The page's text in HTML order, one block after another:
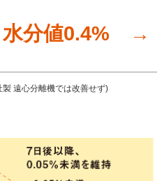
水分値0.4% →
遠心分離機では改善せず)